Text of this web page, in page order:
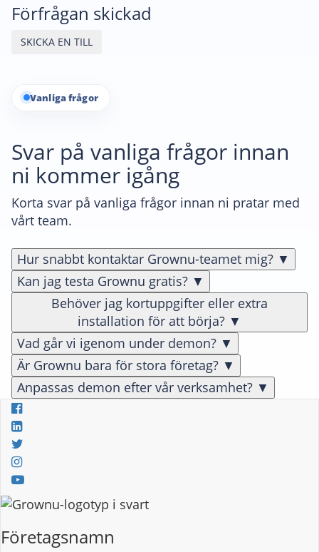
Förfrågan skickad
SKICKA EN TILL
Vanliga frågor
Svar på vanliga frågor innan
ni kommer igång
Korta svar på vanliga frågor innan ni pratar med
vårt team.
Hur snabbt kontaktar Grownu-teamet mig? ▼
Kan jag testa Grownu gratis? ▼
Behöver jag kortuppgifter eller extra
installation för att börja? ▼
Vad går vi igenom under demon? ▼
Är Grownu bara för stora företag? ▼
Anpassas demon efter vår verksamhet? ▼
Företagsnamn